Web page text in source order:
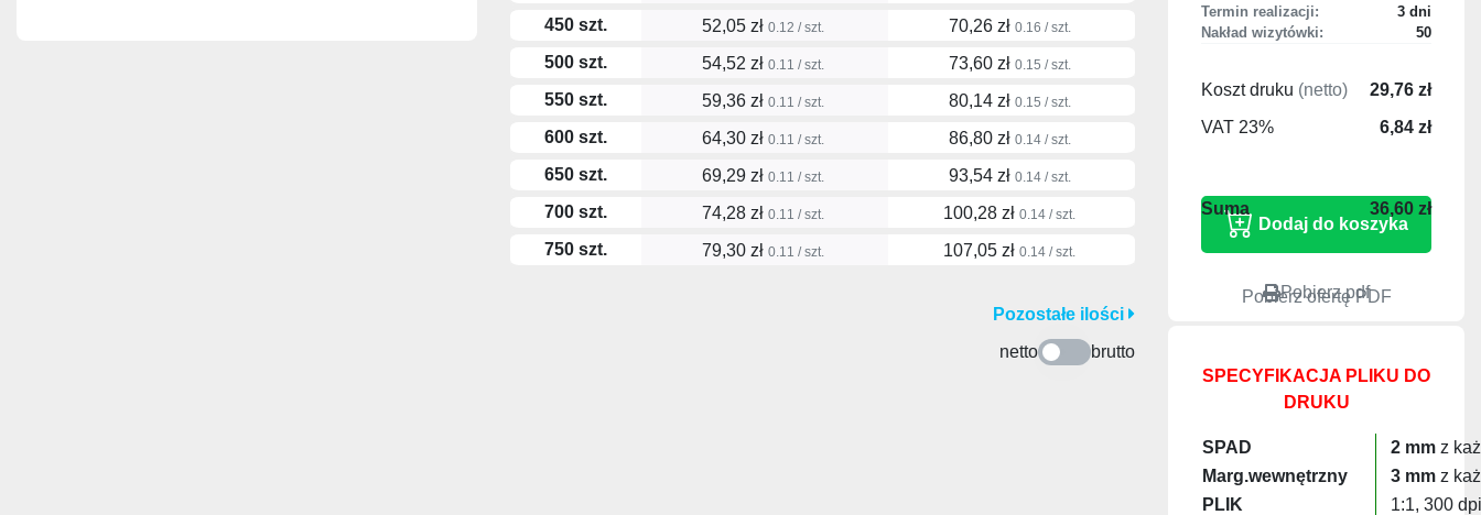
450 szt. 52,05 zł 0.12 / szt. 70,26 zł 0.16 / szt.
500 szt. 54,52 zł 0.11 / szt. 73,60 zł 0.15 / szt.
550 szt. 59,36 zł 0.11 / szt. 80,14 zł 0.15 / szt.
600 szt. 64,30 zł 0.11 / szt. 86,80 zł 0.14 / szt.
650 szt. 69,29 zł 0.11 / szt. 93,54 zł 0.14 / szt.
700 szt. 74,28 zł 0.11 / szt. 100,28 zł 0.14 / szt.
750 szt. 79,30 zł 0.11 / szt. 107,05 zł 0.14 / szt.
Pozostałe ilości
netto
brutto
Termin realizacji:
3 dni
Nakład wizytówki:
50
Koszt druku (netto)
29,76 zł
VAT 23%
6,84 zł
36,60 zł
Pobierz pdf
Pobierz ofertę PDF
SPECYFIKACJA PLIKU DO
DRUKU
SPAD 2 mm z
Marg.wewnętrzny
3 mm z
PLIK
1:1, 300